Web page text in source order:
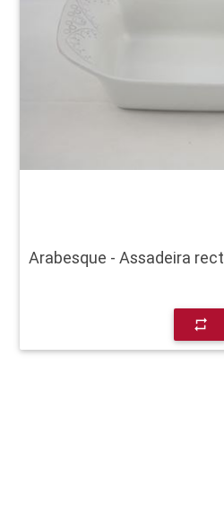
Arabesque - Assadeira
repeat